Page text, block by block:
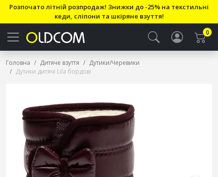
Розпочато літній розпродаж! Знижки до -25% на текстильні
кеди, сліпони та шкіряне взуття!
0
Головна Дитяче взуття
Дутики/Черевики
Дутики дитячі Lila бордові